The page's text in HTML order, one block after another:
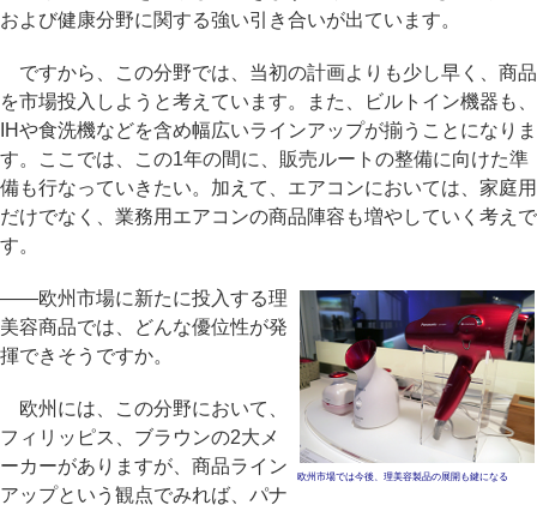
および健康分野に関する強い引き合いが出ています。
ですから、この分野では、当初の計画よりも少し早く、商品
を市場投入しようと考えています。また、ビルトイン機器も、
IHや食洗機などを含め幅広いラインアップが揃うことになりま
す。ここでは、この1年の間に、販売ルートの整備に向けた準
備も行なっていきたい。加えて、エアコンにおいては、家庭用
だけでなく、業務用エアコンの商品陣容も増やしていく考えで
す。
欧州市場では今後、理美容製品の展開も鍵になる
――欧州市場に新たに投入する理
美容商品では、どんな優位性が発
揮できそうですか。
欧州には、この分野において、
フィリッピス、ブラウンの2大メ
ーカーがありますが、商品ライン
アップという観点でみれば、パナ